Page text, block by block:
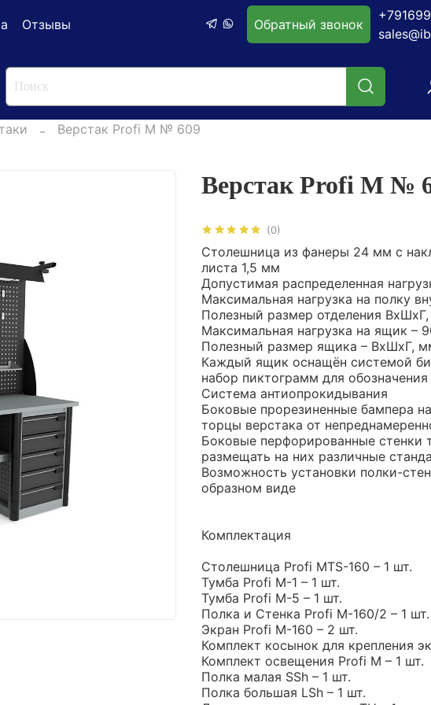
Отзывы Обратный звонок
Верстак Profi M № 609
(0)
Верстак Profi M №
Столешница из фанеры 24 мм с
листа 1,5 мм
Допустимая распределенная
Максимальная нагрузка на полку
Полезный размер отделения
Максимальная нагрузка на ящик –
Полезный размер ящика – ВхШхГ,
Каждый ящик оснащён системой
набор пиктограмм для
Система антиопрокидывания
Боковые прорезиненные бампера
торцы верстака от
Боковые перфорированные стенки
размещать на них различные
Возможность установки полки-
образном виде
Комплектация
Столешница Profi MTS-160 – 1 шт.
Тумба Profi M-1 – 1 шт.
Тумба Profi M-5 – 1 шт.
Полка и Стенка Profi M-160/2 – 1 шт.
Экран Profi M-160 – 2 шт.
Комплект косынок для крепления
Комплект освещения Profi M – 1 шт.
Полка малая SSh – 1 шт.
Полка большая LSh – 1 шт.